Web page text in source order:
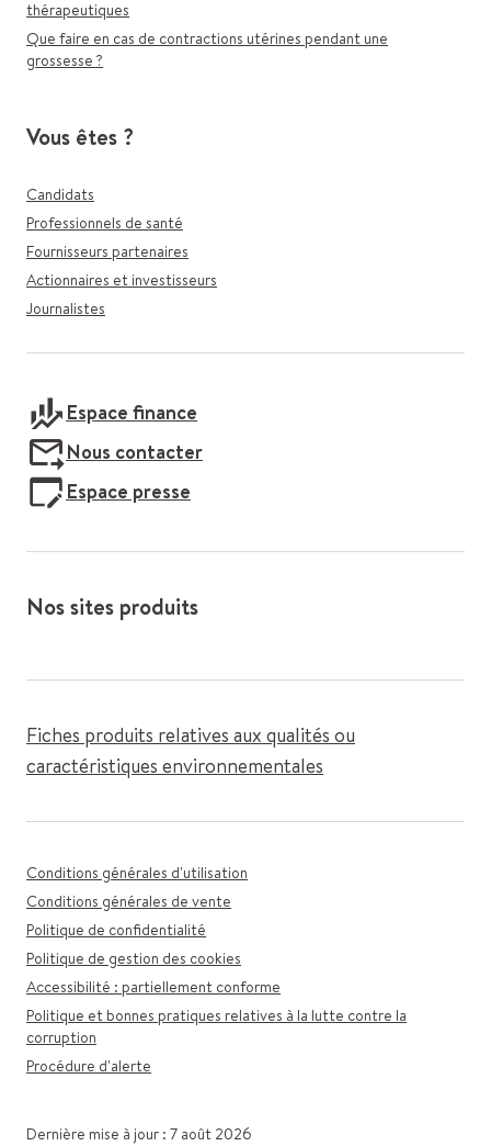
thérapeutiques
Que faire en cas de contractions utérines pendant une
grossesse ?
Vous êtes ?
Candidats
Professionnels de santé
Fournisseurs partenaires
Actionnaires et investisseurs
Journalistes
Espace finance
Nous contacter
Espace presse
Nos sites produits
Fiches produits relatives aux qualités ou
caractéristiques environnementales
Conditions générales d'utilisation
Conditions générales de vente
Politique de confidentialité
Politique de gestion des cookies
Accessibilité : partiellement conforme
Politique et bonnes pratiques relatives à la lutte contre la
corruption
Procédure d'alerte
Dernière mise à jour : 7 août 2026